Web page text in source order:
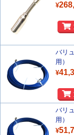
¥
バリ
用）
¥
バリ
用）
¥